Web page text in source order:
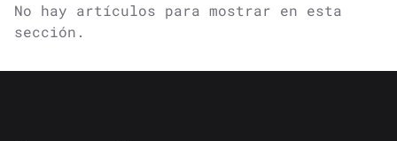
No hay artículos para mostrar en esta
sección.